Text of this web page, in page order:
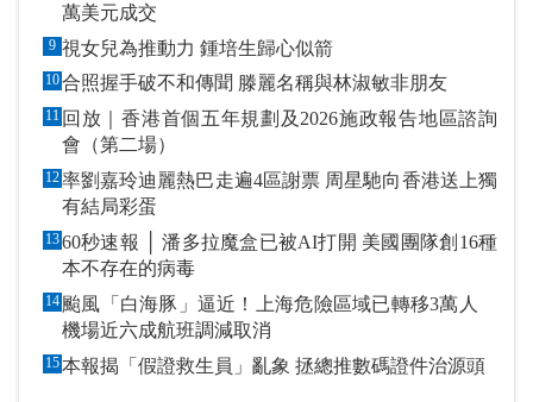
萬美元成交
9 視女兒為推動力 鍾培生歸心似箭
10 合照握手破不和傳聞 滕麗名稱與林淑敏非朋友
11 回放｜香港首個五年規劃及2026施政報告地區諮詢
會（第二場）
12率劉嘉玲迪麗熱巴走遍4區謝票 周星馳向香港送上獨
有結局彩蛋
1360秒速報 │ 潘多拉魔盒已被AI打開 美國團隊創16種
本不存在的病毒
14 颱風「白海豚」逼近！上海危險區域已轉移3萬人
機場近六成航班調減取消
15 本報揭「假證救生員」亂象 拯總推數碼證件治源頭